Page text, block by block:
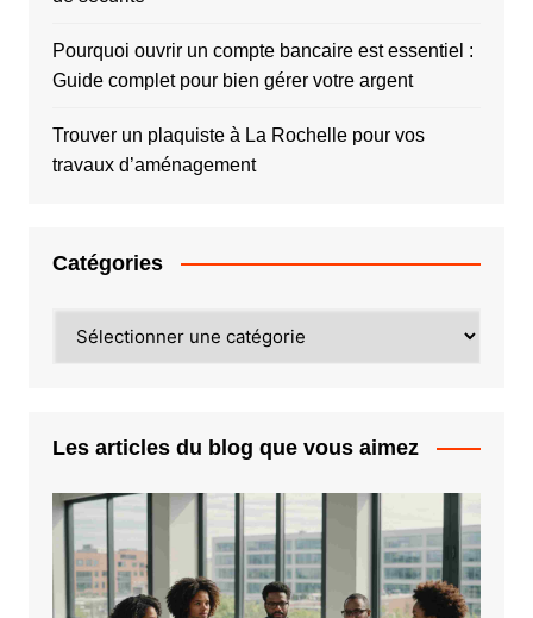
Pourquoi ouvrir un compte bancaire est essentiel :
Guide complet pour bien gérer votre argent
Trouver un plaquiste à La Rochelle pour vos
travaux d’aménagement
Catégories
Les articles du blog que vous aimez